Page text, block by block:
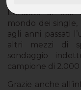
L’ondata di eco
mondo dei
agli anni passati
altri mezzi di
sondaggio
campione di
Grazie anche